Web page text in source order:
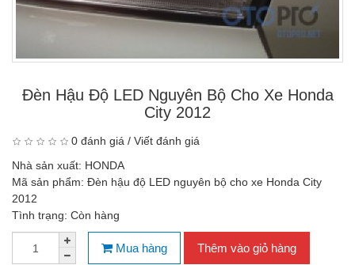
Đèn Hậu Độ LED Nguyên Bộ Cho Xe Honda
City 2012
0 đánh giá / Viết đánh giá
Nhà sản xuất: HONDA
Mã sản phẩm: Đèn hậu độ LED nguyên bộ cho xe Honda City
2012
Tình trạng: Còn hàng
Mua hàng Thêm vào giỏ hàng